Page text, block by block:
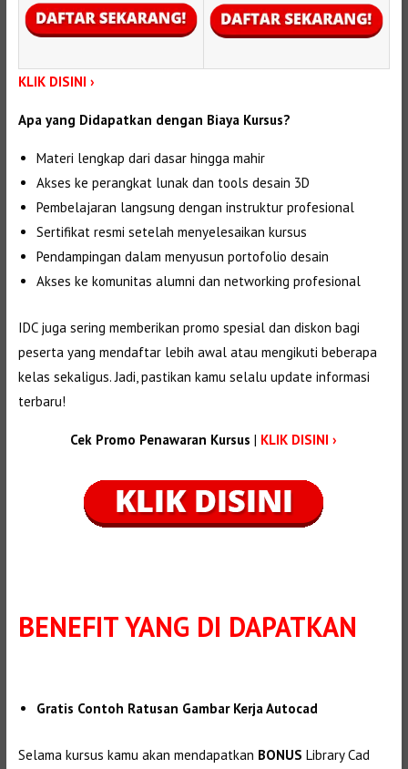
KLIK DISINI ›
Apa yang Didapatkan dengan Biaya Kursus?
Materi lengkap dari dasar hingga mahir
Akses ke perangkat lunak dan tools desain 3D
Pembelajaran langsung dengan instruktur profesional
Sertifikat resmi setelah menyelesaikan kursus
Pendampingan dalam menyusun portofolio desain
Akses ke komunitas alumni dan networking profesional
IDC juga sering memberikan promo spesial dan diskon bagi
peserta yang mendaftar lebih awal atau mengikuti beberapa
kelas sekaligus. Jadi, pastikan kamu selalu update informasi
terbaru!
Cek Promo Penawaran Kursus| KLIK DISINI ›
BENEFITYANG DI DAPATKAN
Gratis Contoh Ratusan Gambar Kerja Autocad
Selama kursus kamu akan mendapatkan BONUS Library Cad